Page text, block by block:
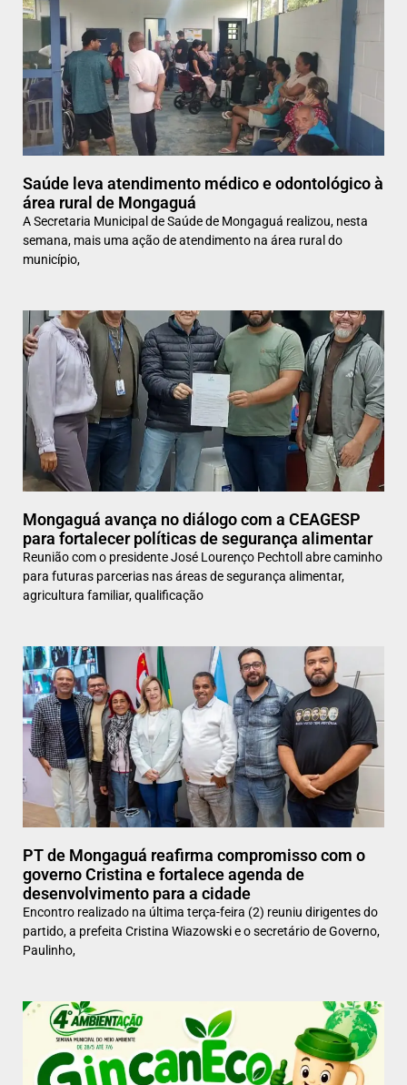
Saúde leva atendimento médico e odontológico à
área rural de Mongaguá
A Secretaria Municipal de Saúde de Mongaguá realizou, nesta
semana, mais uma ação de atendimento na área rural do
município,
Mongaguá avança no diálogo com a CEAGESP
para fortalecer políticas de segurança alimentar
Reunião com o presidente José Lourenço Pechtoll abre caminho
para futuras parcerias nas áreas de segurança alimentar,
agricultura familiar, qualificação
PT de Mongaguá reafirma compromisso com o
governo Cristina e fortalece agenda de
desenvolvimento para a cidade
Encontro realizado na última terça-feira (2) reuniu dirigentes do
partido, a prefeita Cristina Wiazowski e o secretário de Governo,
Paulinho,